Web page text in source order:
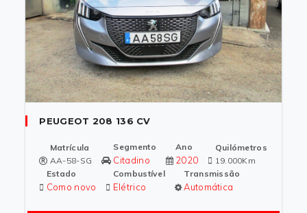
PEUGEOT 208 136 CV
Matrícula
AA-58-SG
Segmento
Citadino
Ano
2020
Quilómetros
19.000Km
Estado
Como novo
Combustível
Elétrico
Transmissão
Automática